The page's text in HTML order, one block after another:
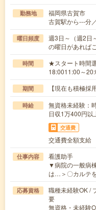
勤務地
福岡県古賀市
古賀駅から---分
曜日頻度
週3日～（週2日
の曜日があれば
時間
★スタート時間
18:0011:00～
期間 【現在も積極採
時給
無資格未経験
日収1万400円以
交通費
交通費全額支給
仕事内容
看護助手
▼病院の一般病
は…＞〇カルテ
応募資格
職種未経験OK /
要
無資格・未経験